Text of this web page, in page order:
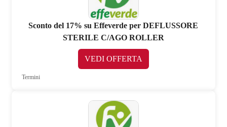
Sconto del 17% su Effeverde per DEFLUSSORE
STERILE C/AGO ROLLER
VEDI OFFERTA
Termini